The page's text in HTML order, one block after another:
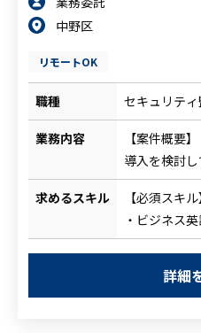
中野区
リモートOK
職種 セキュリティ
業務内容
【案件概要】
導入を検討
キュリティ
海外拠点向
リティガイ
をし、レポ
本的にリス
すので、判
求めるスキル
【必須スキル
・ビジネス
Web会議で
・インフラ
詳細